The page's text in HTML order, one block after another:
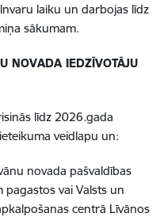
laiku un darbojas līdz
sākumam.
NOVADA IEDZĪVOTĀJU
līdz 2026.gada
veidlapu un:
novada pašvaldības
vai Valsts un
centrā Līvānos